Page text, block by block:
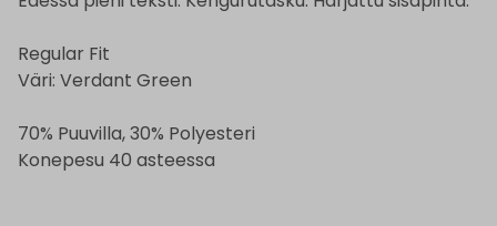
Regular Fit
Väri: Verdant Green
70% Puuvilla, 30% Polyesteri
Konepesu 40 asteessa